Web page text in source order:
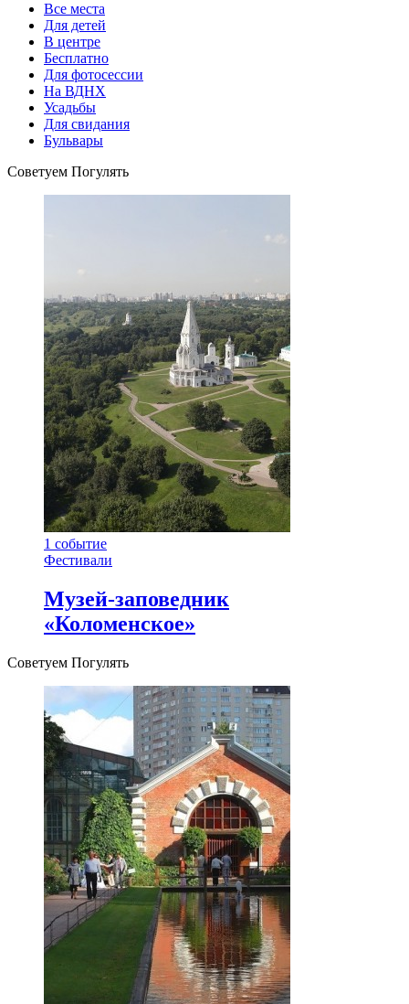
Все места
Для детей
В центре
Бесплатно
Для фотосессии
На ВДНХ
Усадьбы
Для свидания
Бульвары
Советуем Погулять
1 событие
Фестивали
Музей-заповедник
«Коломенское»
Советуем Погулять